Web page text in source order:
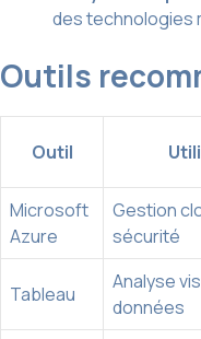
des technologies
Outils
Outil
Microsoft
Azure
Gestion
sécurité
Tableau
Analyse
données